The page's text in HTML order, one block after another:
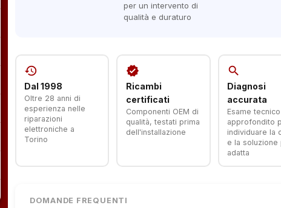
per un intervento di
qualità e duraturo
history
Dal 1998
Oltre 28 anni di
esperienza nelle
riparazioni
elettroniche a
Torino
verified
Ricambi
certificati
Componenti OEM di
qualità, testati prima
dell'installazione
search
Diagnosi
accurata
Esame tecnico
approfondito
individuare la
e la soluzione
adatta
DOMANDE FREQUENTI